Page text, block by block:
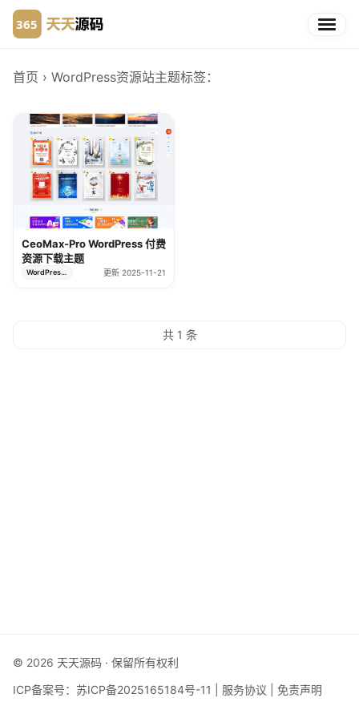
首页 › WordPress资源站主题标签：
CeoMax-Pro WordPress 付费
资源下载主题
WordPress主题 更新 2025-11-21
共 1 条
© 2026 天天源码 · 保留所有权利
ICP备案号： 苏ICP备2025165184号-11 服务协议 免责声明